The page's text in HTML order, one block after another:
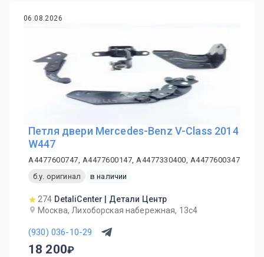
06.08.2026
Петля двери Mercedes-Benz V-Class 2014
W447
A4477600747, A4477600147, A4477330400, A4477600347
б.у. оригинал
в наличии
274 DetaliCenter | Детали Центр
Москва, Лихоборская набережная, 13с4
(930) 036-10-29
18 200